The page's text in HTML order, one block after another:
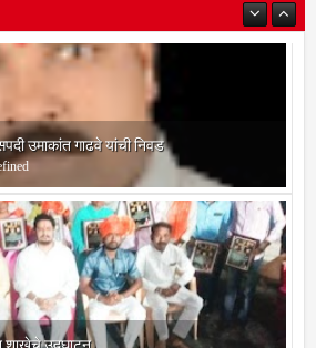
शाखेचे उद्घाटन